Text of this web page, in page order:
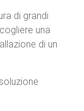
di grandi
una
di un